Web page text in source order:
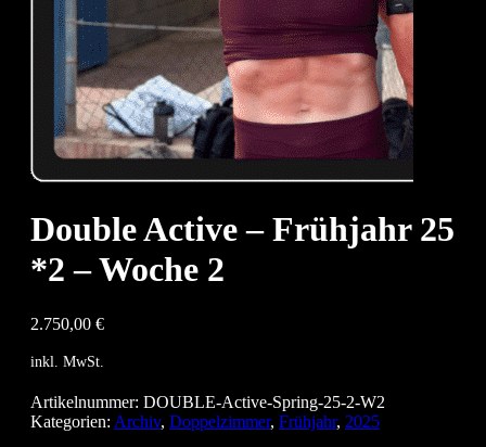
Double Active – Frühjahr 25
*2 – Woche 2
2.750,00 €
inkl. MwSt.
Artikelnummer: DOUBLE-Active-Spring-25-2-W2
Kategorien: Archiv, Doppelzimmer, Frühjahr, 2025